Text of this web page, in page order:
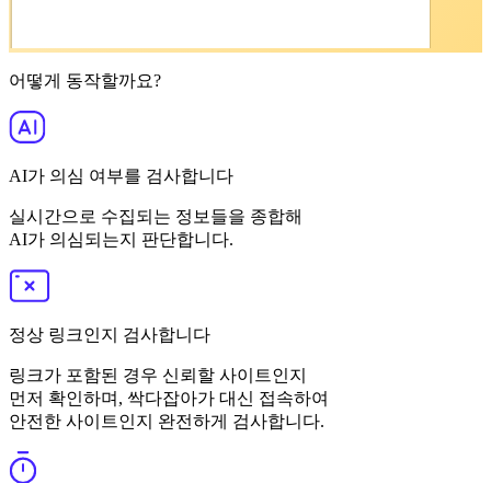
어떻게 동작할까요?
AI가 의심 여부를 검사합니다
실시간으로 수집되는 정보들을 종합해
AI가 의심되는지 판단합니다.
정상 링크인지 검사합니다
링크가 포함된 경우 신뢰할 사이트인지
먼저 확인하며, 싹다잡아가 대신 접속하여
안전한 사이트인지 완전하게 검사합니다.